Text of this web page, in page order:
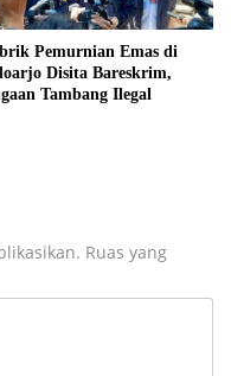
Pemurnian Emas di
Disita Bareskrim,
Tambang Ilegal
Ruas yang